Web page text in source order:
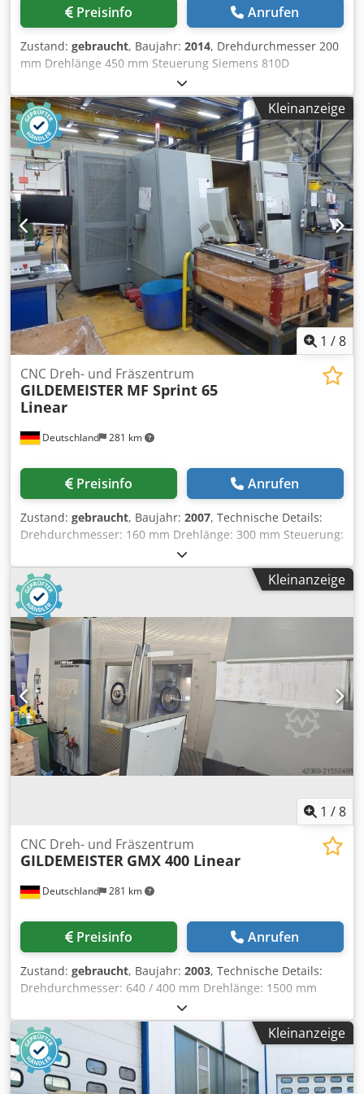
Preisinfo Anrufen
Zustand: gebraucht, Baujahr: 2014, Drehdurchmesser 200
mm Drehlänge 450 mm Steuerung Siemens 810D
ShopTurn Spindelbohrungsdurchmesser 51 mm Anzahl
der gesteuerten Achsen 3 Drehzahlbereich 0 - 5.000 U/min
Antriebsleistung 16,5 / 11 kW Eilgangsgeschwindigkeit 30
m/min Anzahl der Aufnahmen im Revolverkopf 12 VDI 30
davon angetriebene Stationen 6 Drehzahl der
angetriebenen Werkzeuge 4500 U/min Antriebsleistung am
angetriebenen Werkzeug 8,4 kW Reitstock Ja/ Yes Gewicht
3,2 t Abmessungen L x B x H 4,4 x 2,05 x 1,8 m CNC-
Drehmaschine mit angetriebenen Werkzeugen Nur 3950
Spindelstunden! Zubehör: - Späneförderer - 3-
Backenfutter Kitagawa Ø 210 mm - diverse
Werkzeugaufnahmen VDI 30 - 1 + 1 angetriebene
Werkzeugaufnahmen - automatisch verfahrbarer Reitstock
- DMG SLIMline und ShopTurn - Signallampe -
Werkzeugmessarm - programmierbarer Reitstock Dwsdpfx
Aqezr Rntsrea
Kleinanzeige
1 /8
Deutschland 281 km
CNC Dreh- und Fräszentrum
GILDEMEISTER MF Sprint 65
Linear
Preisinfo Anrufen
Zustand: gebraucht, Baujahr: 2007, Technische Details:
Drehdurchmesser: 160 mm Drehlänge: 300 mm Steuerung:
Siemens 840D Spindel 1 Leistung: 22 kW Spindel 1
Drehzahl: 5000 1/min Spindel 1 max.
Stangendurchmesser: 65 Spindel 1 Drehmoment: 150 Nm
Spindel 2 Leistung: 16,8 kW Spindel 2 Drehzahl: 5000
1/min Spindel 2 Drehmoment: 100 Nm Übergabehub der
2. Spindel: W2=690 mm Raumbedarf ca.: ´4,5x2,0x2,3 m
Maschinengewicht ca.: 9 t Zubehör: Dwsdpfxezd Tcws
Aqrja Spindel 1 Spannzangenfutter Spindel 2
Spannzangenfutter Späneförderer Teilefänger CNC
Drehzentrum mit 3 Revolvern mit Werkzeugantrieb, 2
Spindeln und innerer Kühlmittelzufuhr für die Revolver. *
Kleinanzeige
1 /8
Deutschland 281 km
CNC Dreh- und Fräszentrum
GILDEMEISTER GMX 400 Linear
Preisinfo Anrufen
Zustand: gebraucht, Baujahr: 2003, Technische Details:
Drehdurchmesser: 640 / 400 mm Drehlänge: 1500 mm
Steuerung: Siemens 840 D Powerline Verfahrwege Revolver
Nr. 1 (Frässpindel) x/y/z: 550 / 180 (±90) / 1585 mm
Schwenkbereich Frässpindel (B-Achse): ±120° interpol. °
Eilgänge Revolver 1 (Fräskopf) x/y/z: 40/24/60 m/min
Drehzahl Frässpindel: 12000 1/min Antriebsleistung -
Frässpindel: 12 / 23 kW Drehmoment Frässpindel: 100 Nm
Kleinanzeige